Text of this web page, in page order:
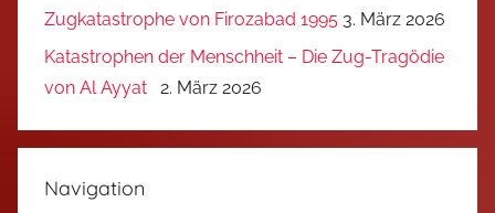
Zugkatastrophe von Firozabad 1995 3. März 2026
Katastrophen der Menschheit – Die Zug-Tragödie
von Al Ayyat
2. März 2026
Navigation